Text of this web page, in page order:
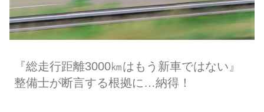
『総走行距離3000㎞はもう新車ではない』
整備士が断言する根拠に…納得！